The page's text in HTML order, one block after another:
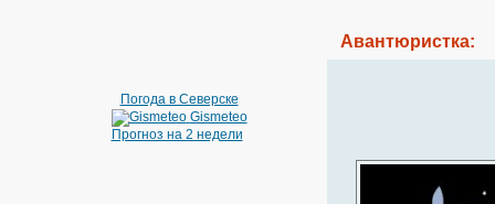
Погода в Северске
Gismeteo
Прогноз на 2 недели
Авантюристка: